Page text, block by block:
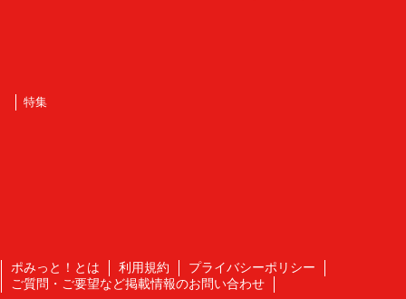
特集
ポみっと！とは 利用規約
プライバシーポリシー
ご質問・ご要望など掲載情報のお問い合わせ